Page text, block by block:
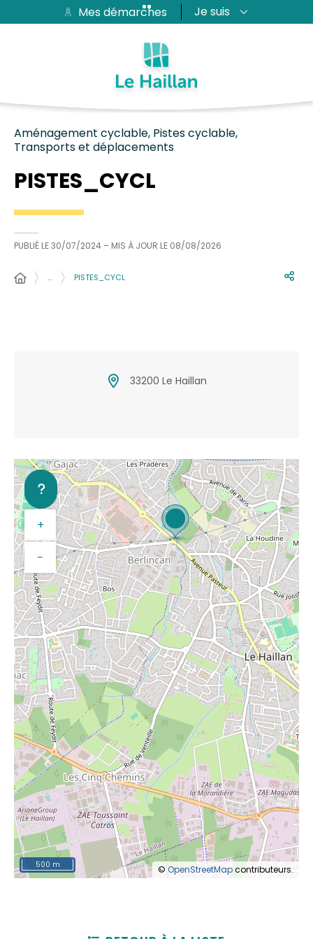
Aide et accessibilité
Passer au menu
Passer au contenuMes démarches Je suis
Aménagement cyclable, Pistes cyclable,
Transports et déplacements
PISTES_CYCL
PUBLIÉ LE30/07/2024 – MIS À JOUR LE 08/08/2026
… PISTES_CYCL
33200 Le Haillan
+
−
© OpenStreetMapcontributeurs.
500 m